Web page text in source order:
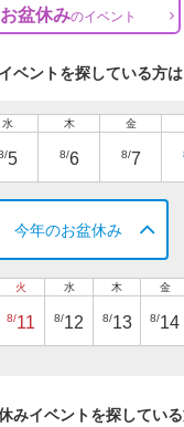
お盆休みのイベント
ベントを探している方は
水
5
木
8/6
金
8/7
今年のお盆休み
火
8/11
水
8/12
木
8/13
金
8/14
みイベントを探している